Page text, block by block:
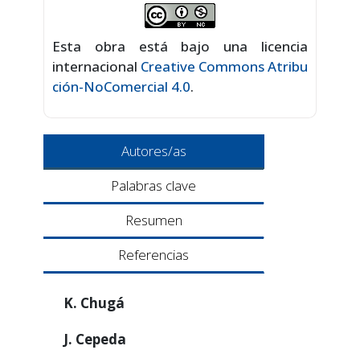
Esta obra está bajo una licencia
internacional Creative Commons Atribu
ción-NoComercial 4.0.
Autores/as
Palabras clave
Resumen
Referencias
K. Chugá
J. Cepeda